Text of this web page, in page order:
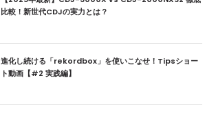
比較！新世代CDJの実力とは？
進化し続ける「rekordbox」を使いこなせ！Tipsショー
ト動画【#2 実践編】